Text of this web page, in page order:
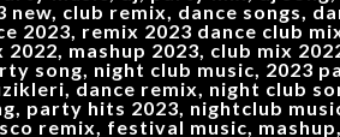
club remix, dance songs,
remix 2023 dance club
mashup 2023, club mix
song, night club music, 2023
dance remix, night club
party hits 2023, nightclub
remix, festival music,